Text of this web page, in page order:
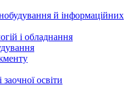
й інформаційних
і обладнання
освіти